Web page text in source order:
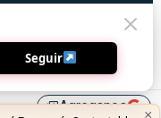
library_addAgreganos
Seguir